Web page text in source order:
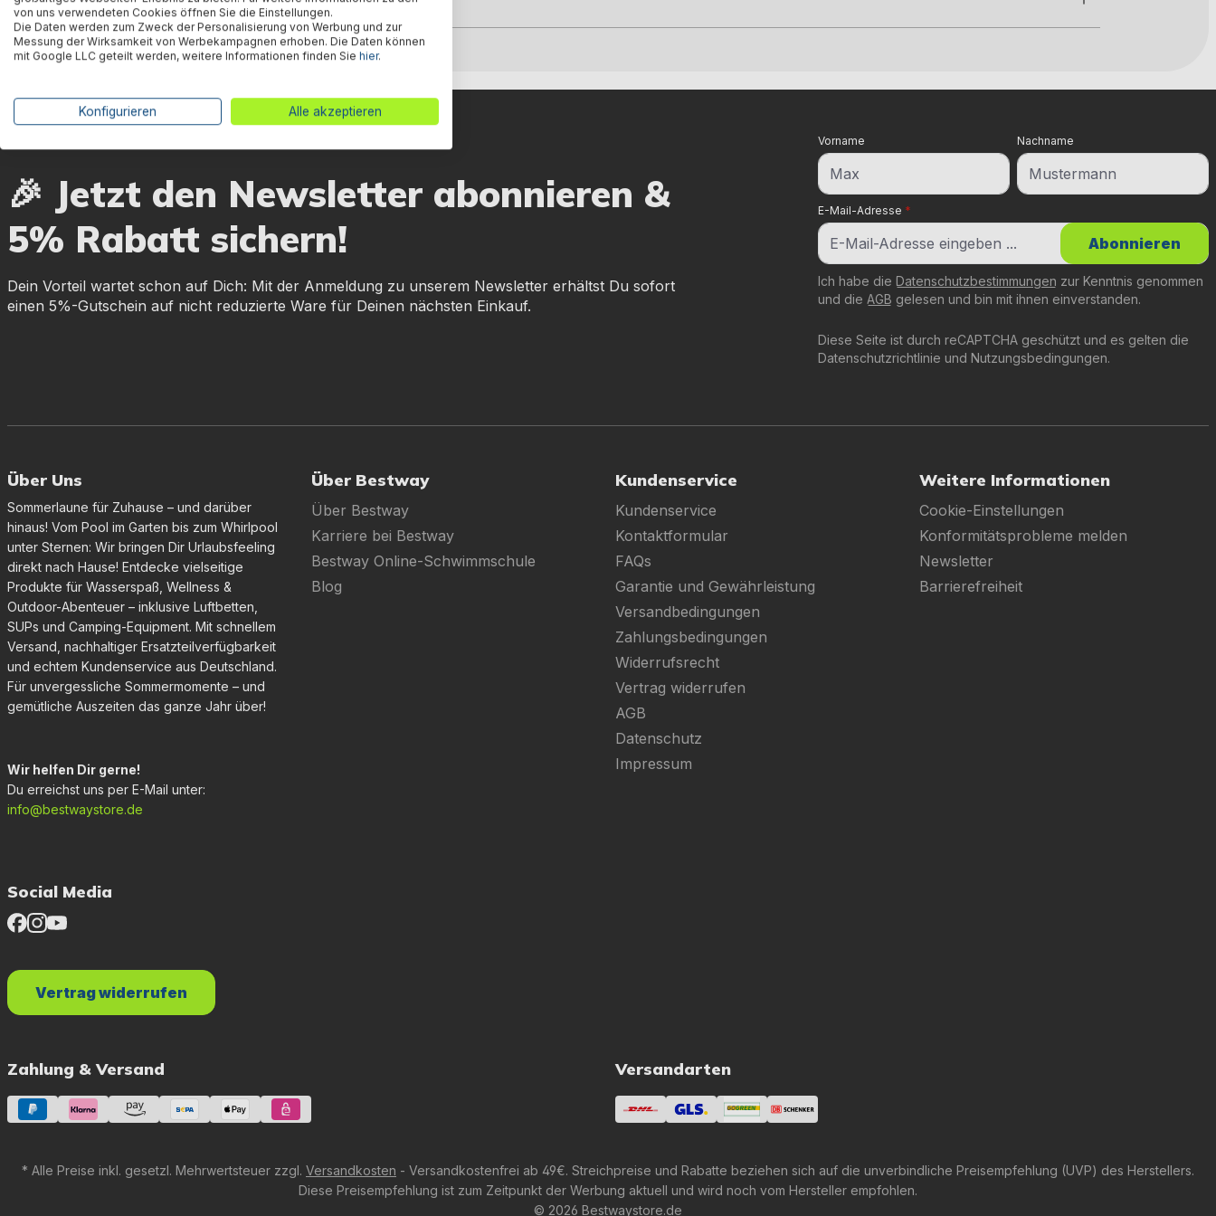
🎉 Jetzt den Newsletter abonnieren &
5% Rabatt sichern!
Dein Vorteil wartet schon auf Dich: Mit der Anmeldung zu unserem Newsletter erhältst Du sofort
einen 5%-Gutschein auf nicht reduzierte Ware für Deinen nächsten Einkauf.
E-Mail-Adresse *
Vorname Nachname
Diese Seite ist durch reCAPTCHA geschützt und es gelten die
Datenschutzrichtlinie und Nutzungsbedingungen.
Ich habe die Datenschutzbestimmungen zur Kenntnis genommen
und die AGB gelesen und bin mit ihnen einverstanden.
Abonnieren
Über Uns
Sommerlaune für Zuhause – und darüber
hinaus! Vom Pool im Garten bis zum Whirlpool
unter Sternen: Wir bringen Dir Urlaubsfeeling
direkt nach Hause! Entdecke vielseitige
Produkte für Wasserspaß, Wellness &
Outdoor-Abenteuer – inklusive Luftbetten,
SUPs und Camping-Equipment. Mit schnellem
Versand, nachhaltiger Ersatzteilverfügbarkeit
und echtem Kundenservice aus Deutschland.
Für unvergessliche Sommermomente – und
gemütliche Auszeiten das ganze Jahr über!
Wir helfen Dir gerne!
Du erreichst uns per E-Mail unter:
info@bestwaystore.de
Über Bestway
Über Bestway
Karriere bei Bestway
Bestway Online-Schwimmschule
Blog
Kundenservice
Kundenservice
Kontaktformular
FAQs
Garantie und Gewährleistung
Versandbedingungen
Zahlungsbedingungen
Widerrufsrecht
Vertrag widerrufen
AGB
Datenschutz
Impressum
Weitere Informationen
Cookie-Einstellungen
Konformitätsprobleme melden
Newsletter
Barrierefreiheit
Social Media
Zahlung & Versand Versandarten
Vertrag widerrufen
* Alle Preise inkl. gesetzl. Mehrwertsteuer zzgl. Versandkosten - Versandkostenfrei ab 49€. Streichpreise und Rabatte beziehen sich auf die unverbindliche Preisempfehlung (UVP) des Herstellers.
Diese Preisempfehlung ist zum Zeitpunkt der Werbung aktuell und wird noch vom Hersteller empfohlen.
© 2026 Bestwaystore.de
von uns verwendeten Cookies öffnen Sie die Einstellungen.
Die Daten werden zum Zweck der Personalisierung von Werbung und zur
Messung der Wirksamkeit von Werbekampagnen erhoben. Die Daten können
mit Google LLC geteilt werden, weitere Informationen finden Sie hier.
Konfigurieren Alle akzeptieren